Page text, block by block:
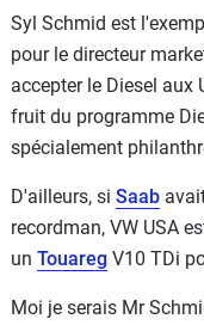
Syl Schmid est
pour le directeur
accepter le Diesel aux
fruit du programme
spécialement
D'ailleurs, si Saab
recordman, VW USA
un Touareg V10 TDi
Moi je serais Mr